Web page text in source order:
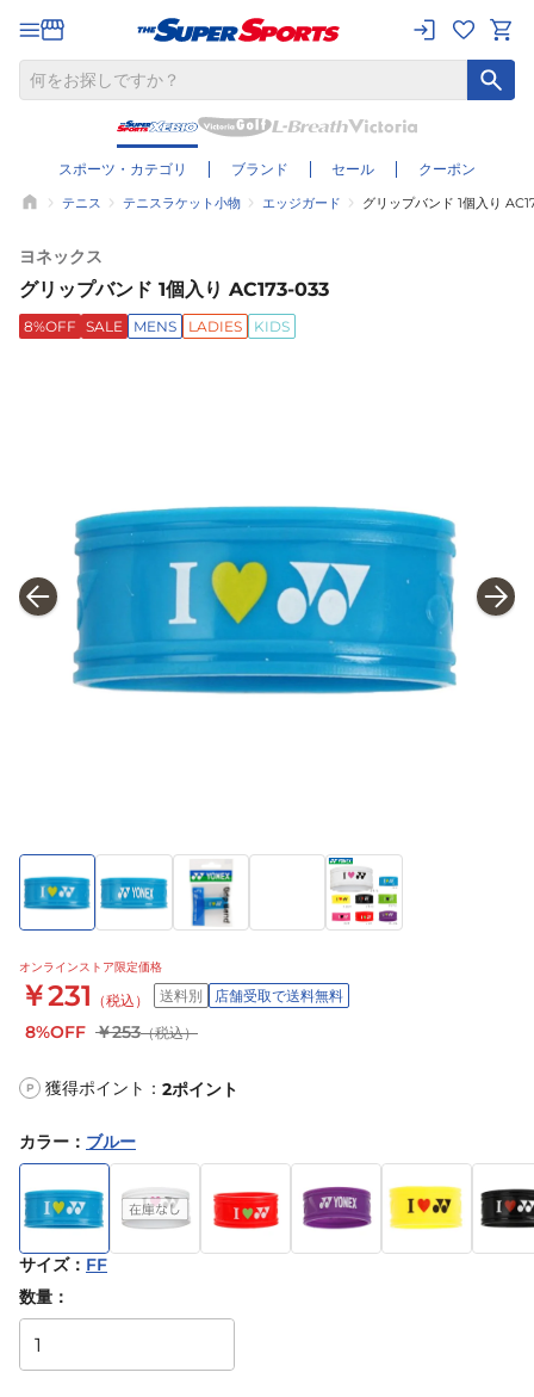
スポーツ・カテゴリ ブランド セール クーポン
テニス テニスラケット小物 エッジガード グリップバンド 1個入り
ヨネックス
グリップバンド 1個入り AC173-033
8%OFF SALE MENS LADIES KIDS
オンラインストア限定価格
￥231 （税込） 送料別 店舗受取で送料無料
8%OFF ￥253（税込）
P 獲得ポイント： 2ポイント
カラー ： ブルー
サイズ： FF
数量：